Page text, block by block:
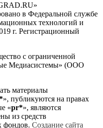
в Федеральной службе
технологий и
г. Регистрационный
с ограниченной
Медиасистемы» (ООО
материалы
», публикуются на правах
«рr*», являются
из средств
фондов. Создание сайта